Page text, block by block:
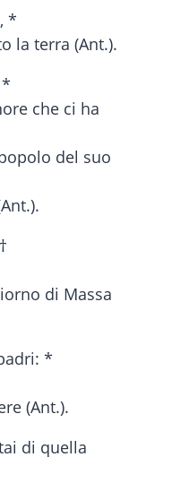
*
la terra (Ant.).
che ci ha
del suo
di Massa
*
(Ant.).
di quella